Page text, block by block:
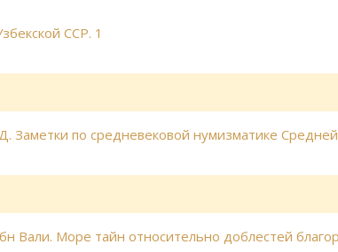
ССР. 1
Заметки по средневековой нумизматике
Вали. Море тайн относительно доблестей